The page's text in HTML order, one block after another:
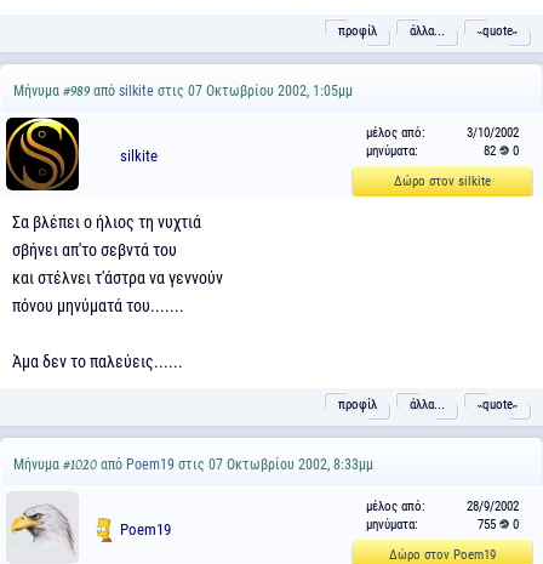
προφίλ άλλα... ˵quote˶
Μήνυμα #989από silkite στις 07 Οκτωβρίου 2002, 1:05μμ
silkite
μέλος από:
3/10/2002
μηνύματα:
82
0
Δώρο στον silkite
Σα βλέπει ο ήλιος τη νυχτιά
σβήνει απ'το σεβντά του
και στέλνει τ'άστρα να γεννούν
πόνου μηνύματά του.......
Άμα δεν το παλεύεις......
προφίλ άλλα... ˵quote˶
Μήνυμα #1020 από Poem19 στις 07 Οκτωβρίου 2002, 8:33μμ
Poem19
μέλος από:
28/9/2002
μηνύματα:
755
0
Δώρο στον Poem19